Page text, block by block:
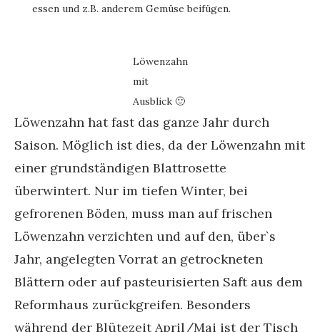
essen und z.B. anderem Gemüse beifügen.
Löwenzahn
mit
Ausblick 🙂
Löwenzahn hat fast das ganze Jahr durch
Saison. Möglich ist dies, da der Löwenzahn mit
einer grundständigen Blattrosette
überwintert. Nur im tiefen Winter, bei
gefrorenen Böden, muss man auf frischen
Löwenzahn verzichten und auf den, über`s
Jahr, angelegten Vorrat an getrockneten
Blättern oder auf pasteurisierten Saft aus dem
Reformhaus zurückgreifen. Besonders
während der Blütezeit April/Mai ist der Tisch